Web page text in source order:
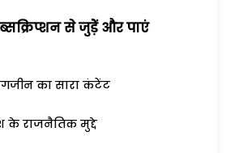
से जुड़ेें और पाएं
का सारा कंटेंट
के राजनैतिक मुद्दे